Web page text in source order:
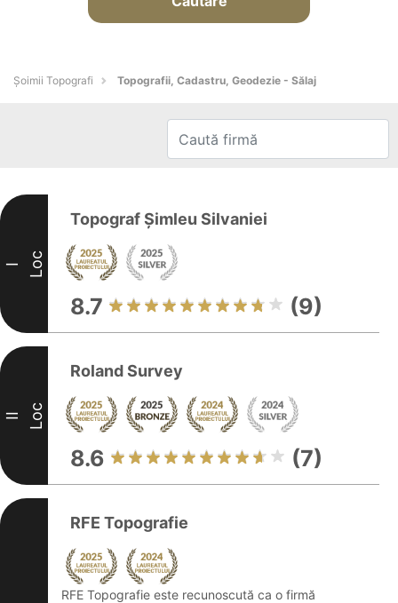
Șoimii Topografi Topografii, Cadastru, Geodezie - Sălaj
I Loc
Topograf Șimleu Silvaniei
8.7 (9)
II Loc
Roland Survey
8.6 (7)
RFE Topografie
RFE Topografie este recunoscută ca o firmă